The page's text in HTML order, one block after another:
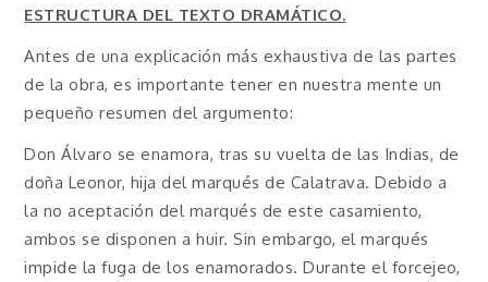
ESTRUCTURA DEL TEXTO DRAMÁTICO.
Antes de una explicación más exhaustiva de las partes
de la obra, es importante tener en nuestra mente un
pequeño resumen del argumento:
Don Álvaro se enamora, tras su vuelta de las Indias, de
doña Leonor, hija del marqués de Calatrava. Debido a
la no aceptación del marqués de este casamiento,
ambos se disponen a huir. Sin embargo, el marqués
impide la fuga de los enamorados. Durante el forcejeo,